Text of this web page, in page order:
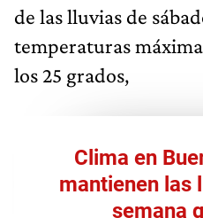
de las lluvias de
temperaturas
los 25 grados,
Clima en
mantienen las
semana